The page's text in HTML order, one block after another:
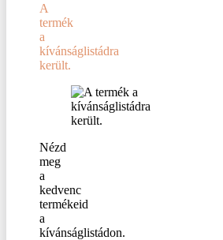
A
termék
a
kívánságlistádra
került.
Nézd
meg
a
kedvenc
termékeid
a
kívánságlistádon.